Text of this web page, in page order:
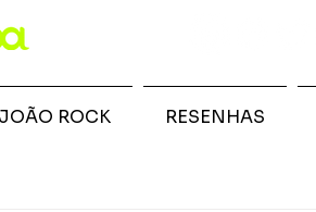
JOÃO ROCK RESENHAS